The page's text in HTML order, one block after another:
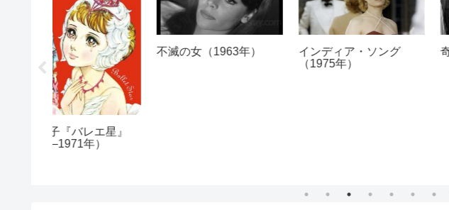
不滅の女（1963年）
インディア・ソング
奇跡の丘（1964年）